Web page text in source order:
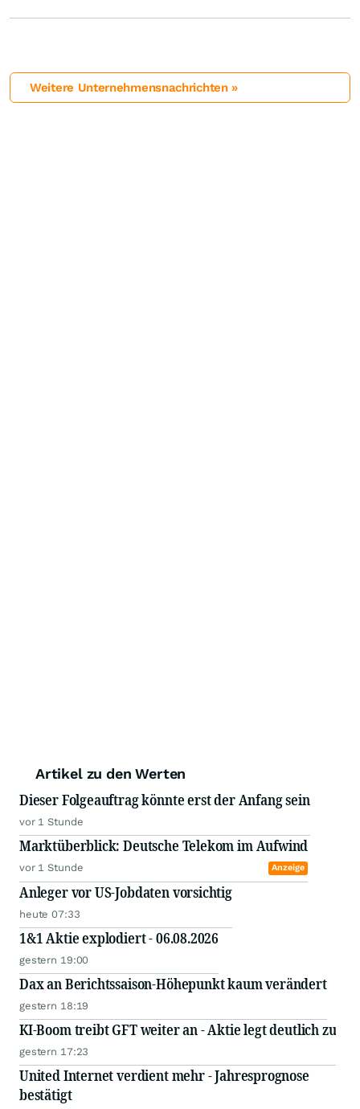
Weitere Unternehmensnachrichten »
Artikel zu den Werten
Dieser Folgeauftrag könnte erst der Anfang sein
vor 1 Stunde
Marktüberblick: Deutsche Telekom im Aufwind
vor 1 Stunde Anzeige
Anleger vor US-Jobdaten vorsichtig
heute 07:33
1&1 Aktie explodiert - 06.08.2026
gestern 19:00
Dax an Berichtssaison-Höhepunkt kaum verändert
gestern 18:19
KI-Boom treibt GFT weiter an - Aktie legt deutlich zu
gestern 17:23
United Internet verdient mehr - Jahresprognose
bestätigt